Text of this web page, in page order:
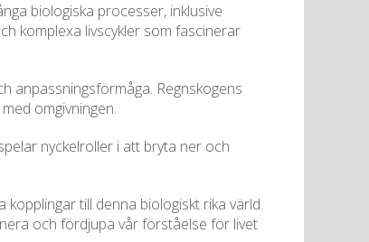
biologiska processer, inklusive
komplexa livscykler som fascinerar
anpassningsförmåga. Regnskogens
omgivningen.
nyckelroller i att bryta ner och
till denna biologiskt rika värld.
och fördjupa vår förståelse för livet